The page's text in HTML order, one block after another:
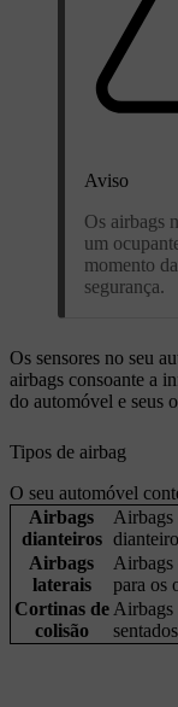
Aviso
Os airbags
um
momento
segurança.
Os sensores no seu
airbags consoante a
do automóvel e seus
Tipos de airbag
O seu automóvel
Airbags
dianteiros
Airbags
Airbags
laterais
Airbags
para os
Cortinas de
colisão
Airbags